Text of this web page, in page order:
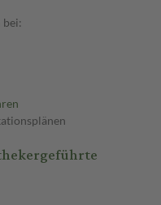
bei: